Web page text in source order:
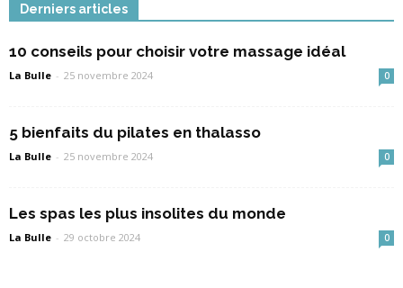
Derniers articles
10 conseils pour choisir votre massage idéal
La Bulle - 25 novembre 2024 0
5 bienfaits du pilates en thalasso
La Bulle - 25 novembre 2024 0
Les spas les plus insolites du monde
La Bulle - 29 octobre 2024 0